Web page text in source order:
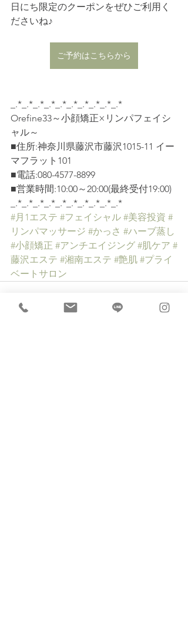
日にち限定のクーポンをぜひご利用く
ださいね♪
ご予約はこちらから
_.*_.*_.*_.*_.*_.*_.*_.*_.*_.*
Orefine33～小顔矯正×リンパフェイシ
ャル～
■住所:神奈川県藤沢市藤沢1015-11 イー
マフラット101
■電話:080-4577-8899
■営業時間:10:00～20:00(最終受付19:00)
_.*_.*_.*_.*_.*_.*_.*_.*_.*_.*
#月1エステ #フェイシャル #美容投資 #
リンパマッサージ #かっさ #ハーブ蒸し
#小顔矯正 #アンチエイジング #肌ケア #
藤沢エステ #湘南エステ #艶肌 #プライ
ベートサロン